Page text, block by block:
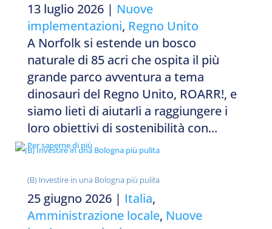
13 luglio 2026| Nuove
implementazioni, Regno Unito
A Norfolk si estende un bosco
naturale di 85 acri che ospita il più
grande parco avventura a tema
dinosauri del Regno Unito, ROARR!, e
siamo lieti di aiutarli a raggiungere i
loro obiettivi di sostenibilità con...
Per saperne di più
(B) Investire in una Bologna più pulita
25 giugno 2026| Italia,
Amministrazione locale, Nuove